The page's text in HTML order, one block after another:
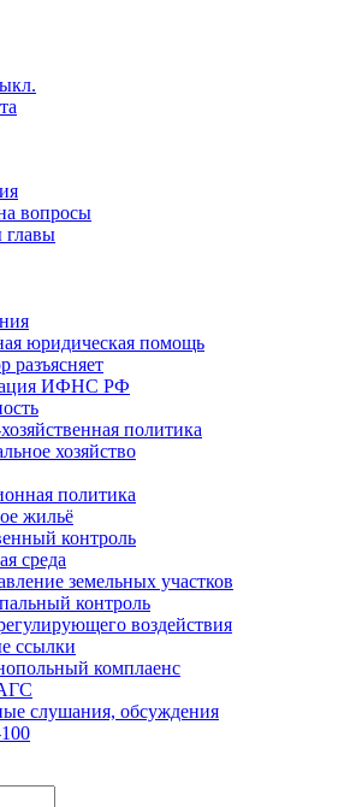
вопросы
главы
юридическая помощь
разъясняет
ИФНС РФ
политика
хозяйство
политика
жильё
контроль
среда
земельных участков
контроль
воздействия
ссылки
комплаенс
слушания, обсуждения